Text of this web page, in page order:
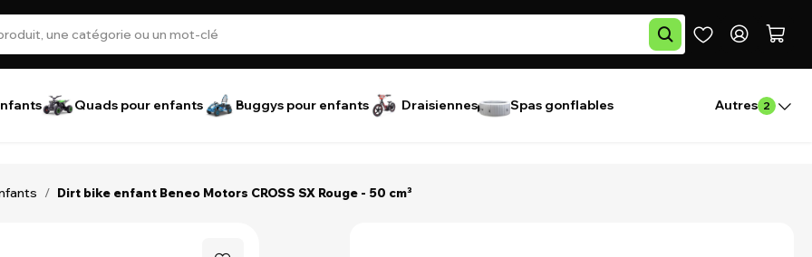
Quads pour enfants Buggys pour enfants Draisiennes Spas gonflables Autres 2
/ Dirt bike enfant Beneo Motors CROSS SX Rouge - 50 cm³